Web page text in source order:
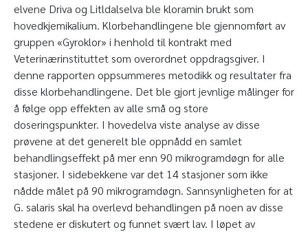
elvene Driva og Litldalselva ble kloramin brukt som
hovedkjemikalium. Klorbehandlingene ble gjennomført av
gruppen «Gyroklor» i henhold til kontrakt med
Veterinærinstituttet som overordnet oppdragsgiver. I
denne rapporten oppsummeres metodikk og resultater fra
disse klorbehandlingene. Det ble gjort jevnlige målinger for
å følge opp effekten av alle små og store
doseringspunkter. I hovedelva viste analyse av disse
prøvene at det generelt ble oppnådd en samlet
behandlingseffekt på mer enn 90 mikrogramdøgn for alle
stasjoner. I sidebekkene var det 14 stasjoner som ikke
nådde målet på 90 mikrogramdøgn. Sannsynligheten for at
G. salaris skal ha overlevd behandlingen på noen av disse
stedene er diskutert og funnet svært lav. I løpet av